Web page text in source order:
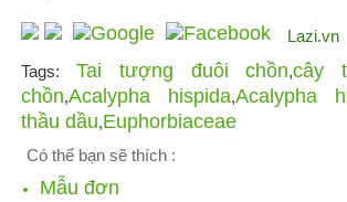
Lazi.vn
Tags:Tai tượng đuôi chồn,cây
chồn,Acalypha hispida,Acalypha
thầu dầu,Euphorbiaceae
Có thể bạn sẽ thích :
Mẫu đơn